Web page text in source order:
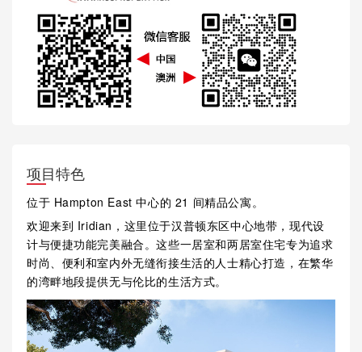
项目特色
位于 Hampton East 中心的 21 间精品公寓。
欢迎来到 Iridian，这里位于汉普顿东区中心地带，现代设
计与便捷功能完美融合。这些一居室和两居室住宅专为追求
时尚、便利和室内外无缝衔接生活的人士精心打造，在繁华
的湾畔地段提供无与伦比的生活方式。